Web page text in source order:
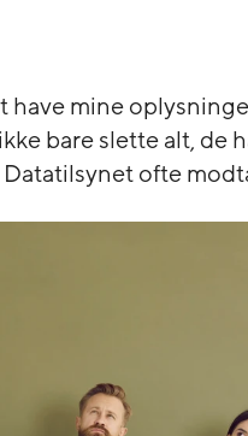
have mine
bare slette alt, de
ofte